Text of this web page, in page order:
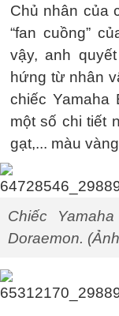
Chủ nhân của
“fan cuồng”
vậy, anh
hứng từ nhân
chiếc Yamaha
một số chi tiết
gạt,... màu
Chiếc
Doraemon.